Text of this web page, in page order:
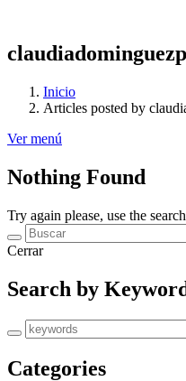
Inicio
Articles posted by
Ver menú
Nothing Found
Try again please, use the
Cerrar
Search by
Categories